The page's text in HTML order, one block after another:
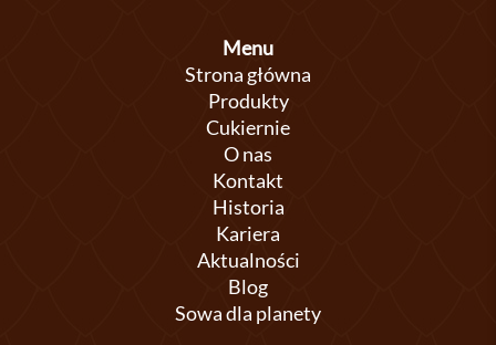
Menu
Strona główna
Produkty
Cukiernie
O nas
Kontakt
Historia
Kariera
Aktualności
Blog
Sowa dla planety